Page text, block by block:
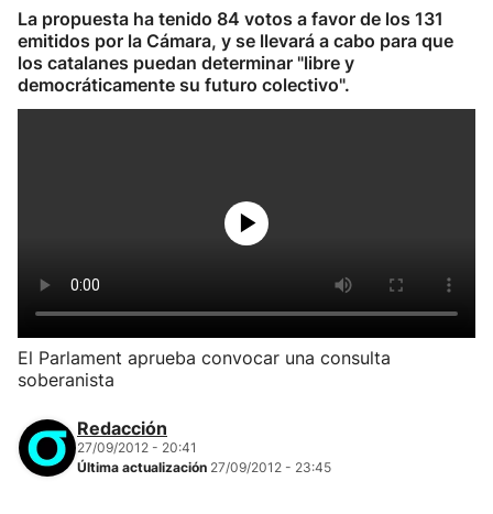
La propuesta ha tenido 84 votos a favor de los 131
emitidos por la Cámara, y se llevará a cabo para que
los catalanes puedan determinar "libre y
democráticamente su futuro colectivo".
El Parlament aprueba convocar una consulta
soberanista
Redacción
27/09/2012 - 20:41
Última actualización 27/09/2012 - 23:45